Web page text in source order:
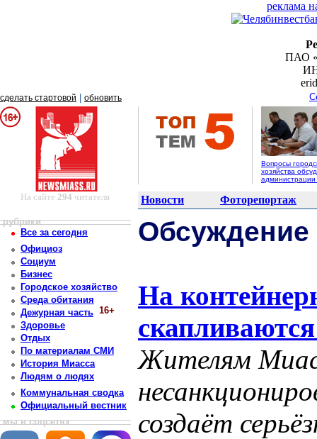
реклама
ПАО
сделать стартовой обновить
Вопросы
хозяйства
На сайте 294 читателя Новости Фоторепортаж
рубрики
Все за сегодня
Официоз
Социум
Бизнес
Городское хозяйство
Среда обитания
Дежурная часть 16+
Здоровье
Отдых
По материалам СМИ
История Миасса
Людям о людях
Коммунальная сводка
Официальный вестник
мы в соцсетях
На
Жителям
создаёт